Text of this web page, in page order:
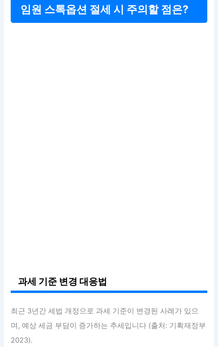
임원 스톡옵션 절세 시 주의할 점은?
과세 기준 변경 대응법
최근 3년간 세법 개정으로 과세 기준이 변경된 사례가 있으
며, 예상 세금 부담이 증가하는 추세입니다 (출처: 기획재정부
2023).